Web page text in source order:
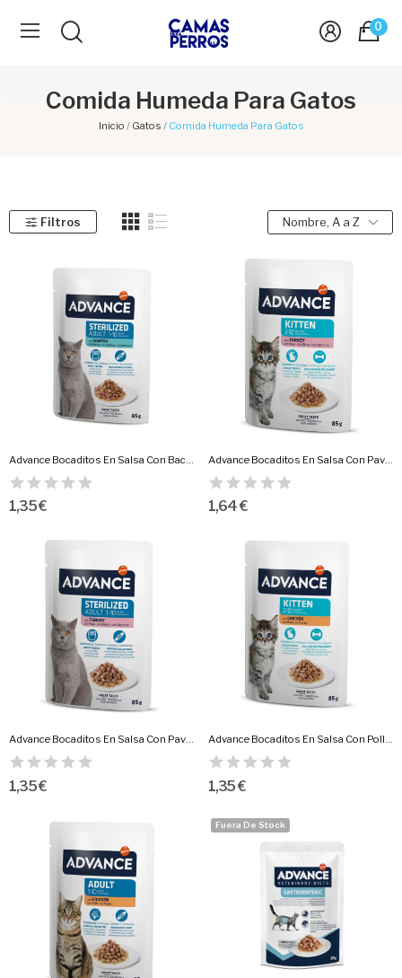
0
Comida Humeda Para Gatos
Inicio Gatos Comida Humeda Para Gatos
Filtros Nombre, A a Z
Advance Bocaditos En Salsa Con Bacalao 85 Gr.
1,35 €
Advance Bocaditos En Salsa Con Pavo 85 Gr.Gatitos
1,64 €
Advance Bocaditos En Salsa Con Pavo 85 Gr.Gatos...
1,35 €
Advance Bocaditos En Salsa Con Pollo 85 Gr.Gatitos
1,35 €
Fuera De Stock